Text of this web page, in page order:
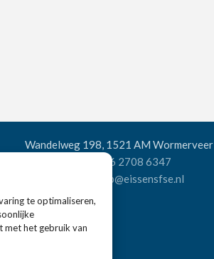
te optimaliseren,
met het gebruik van
Wandelweg 198, 1521 AM Wormerveer
+31 6 2708 6347
verkoop@eissensfse.nl